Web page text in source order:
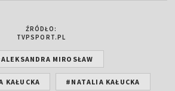
ŹRÓDŁO:
TVPSPORT.PL
MIROSŁAW
KAŁUCKA #NATALIA KAŁUCKA